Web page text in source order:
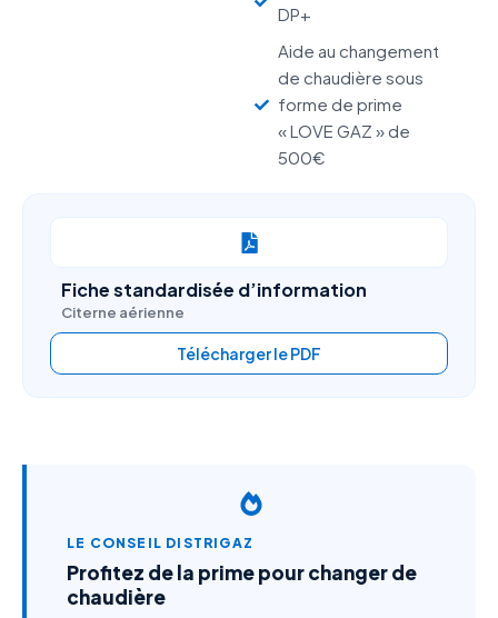
DP+
Aide au changement
de chaudière sous
forme de prime
« LOVE GAZ » de
500€
Fiche standardisée d’information
Citerne aérienne
Télécharger le PDF
LE CONSEIL DISTRIGAZ
Profitez de la prime pour changer de
chaudière